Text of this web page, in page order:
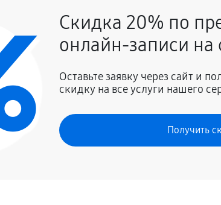
420 руб
Скидка 20% по
онлайн-записи на
Оставьте заявку через сайт и
скидку на все услуги нашего
Получить